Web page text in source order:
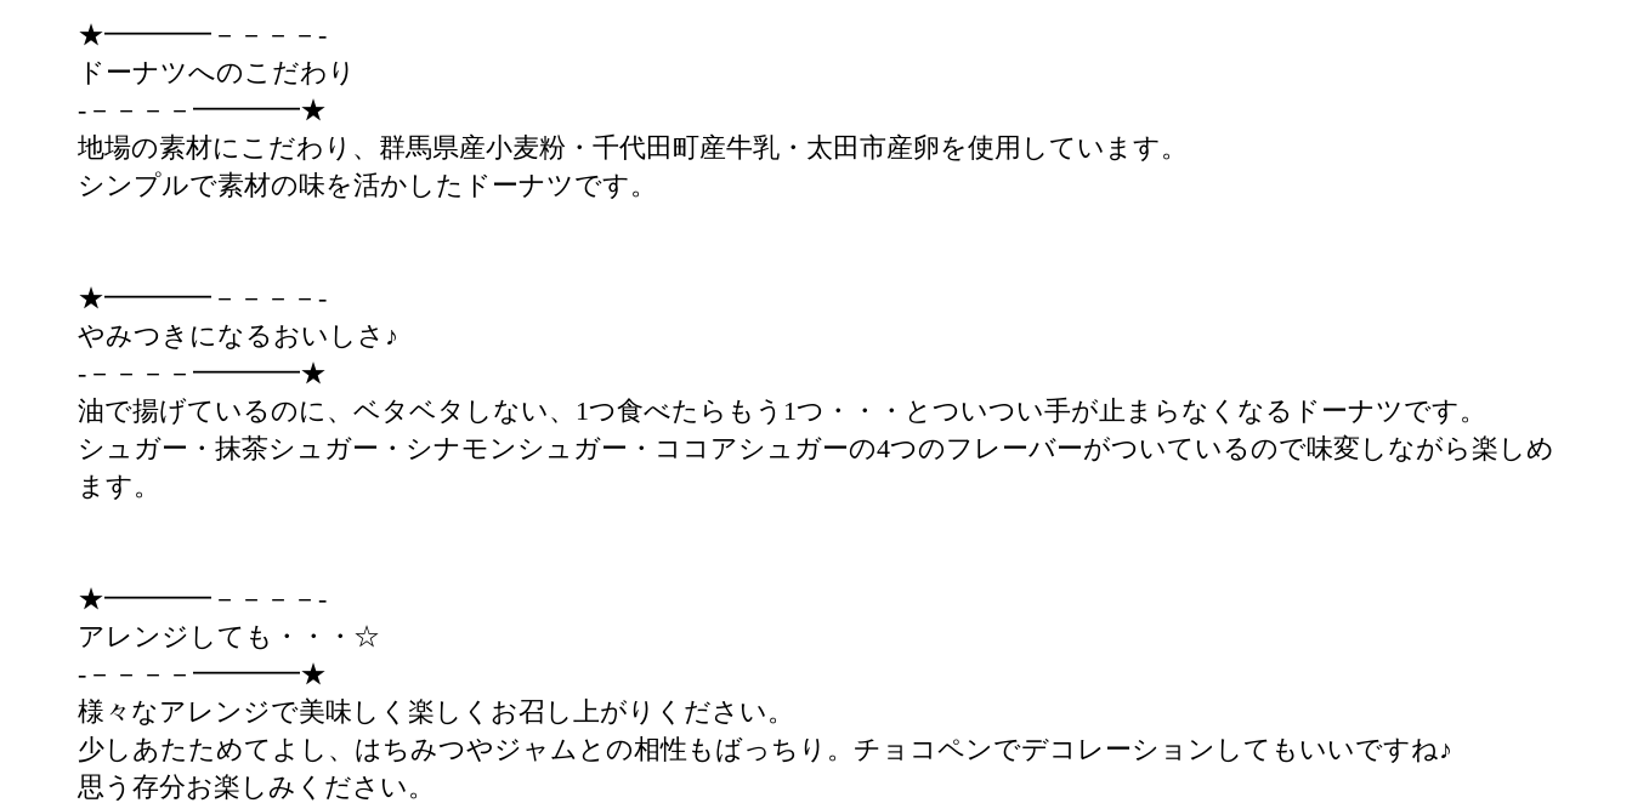
★━━━━－－－－-
ドーナツへのこだわり
-－－－－━━━━★
地場の素材にこだわり、群馬県産小麦粉・千代田町産牛乳・太田市産卵を使用しています。
シンプルで素材の味を活かしたドーナツです。
★━━━━－－－－-
やみつきになるおいしさ♪
-－－－－━━━━★
油で揚げているのに、ベタベタしない、1つ食べたらもう1つ・・・とついつい手が止まらなくなるドーナツです。
シュガー・抹茶シュガー・シナモンシュガー・ココアシュガーの4つのフレーバーがついているので味変しながら楽しめ
ます。
★━━━━－－－－-
アレンジしても・・・☆
-－－－－━━━━★
様々なアレンジで美味しく楽しくお召し上がりください。
少しあたためてよし、はちみつやジャムとの相性もばっちり。チョコペンでデコレーションしてもいいですね♪
思う存分お楽しみください。